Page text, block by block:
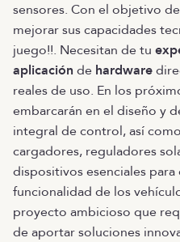
sensores. Con el objetivo
mejorar sus capacidades
juego!!. Necesitan de tu
aplicación de hardware
reales de uso. En los
embarcarán en el diseño y
integral de control, así
cargadores, reguladores
dispositivos esenciales
funcionalidad de los
proyecto ambicioso que
de aportar soluciones